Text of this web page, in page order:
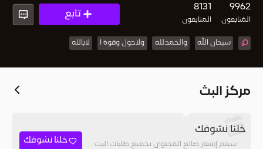
9962
المُتابعون
8131
المتابعون
تابع
سبحان الله والحمدلله ولاحول وقوة ا لابالله
مركز البث
خلنا نشوفك
سيتم إشعار صانع المحتوى بجميع طلبات البث
خلنا نشوفك